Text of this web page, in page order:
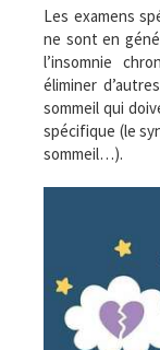
Les examens
ne sont en
l’insomnie
éliminer
sommeil qui
spécifique (le
sommeil…).